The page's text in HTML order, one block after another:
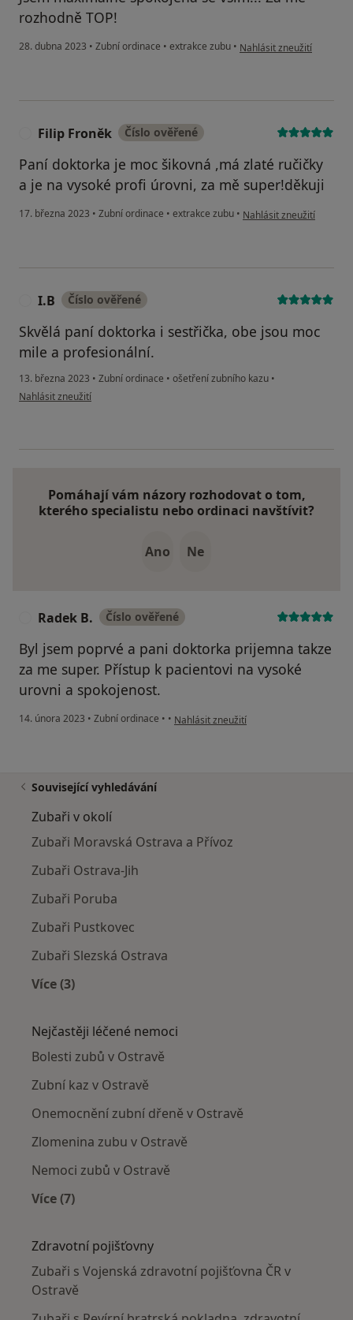
rozhodně TOP!
28. dubna 2023 • Zubní ordinace • extrakce zubu • podle názoru uživatele
Nahlásit zneužití
Filip Froněk Číslo ověřené
Paní doktorka je moc šikovná ,má zlaté ručičky
a je na vysoké profi úrovni, za mě super!děkuji
17. března 2023 • Zubní ordinace • extrakce zubu • podle názoru uživatele
Nahlásit zneužití
I.B Číslo ověřené
Skvělá paní doktorka i sestřička, obe jsou moc
mile a profesionální.
13. března 2023 • Zubní ordinace • ošetření zubního kazu •
podle názoru uživatele I.B
Nahlásit zneužití
Pomáhají vám názory rozhodovat o tom,
kterého specialistu nebo ordinaci navštívit?
Ano Ne
Radek B. Číslo ověřené
Byl jsem poprvé a pani doktorka prijemna takze
za me super. Přístup k pacientovi na vysoké
urovni a spokojenost.
14. února 2023 • Zubní ordinace • • podle názoru uživatele Radek B.
Nahlásit zneužití
Související vyhledávání
Zubaři v okolí
Zubaři Moravská Ostrava a Přívoz
Zubaři Ostrava-Jih
Zubaři Poruba
Zubaři Pustkovec
Zubaři Slezská Ostrava
Více (3)
Nejčastěji léčené nemoci
Bolesti zubů v Ostravě
Zubní kaz v Ostravě
Onemocnění zubní dřeně v Ostravě
Zlomenina zubu v Ostravě
Nemoci zubů v Ostravě
Více (7)
Zdravotní pojišťovny
Zubaři s Vojenská zdravotní pojišťovna ČR v
Ostravě